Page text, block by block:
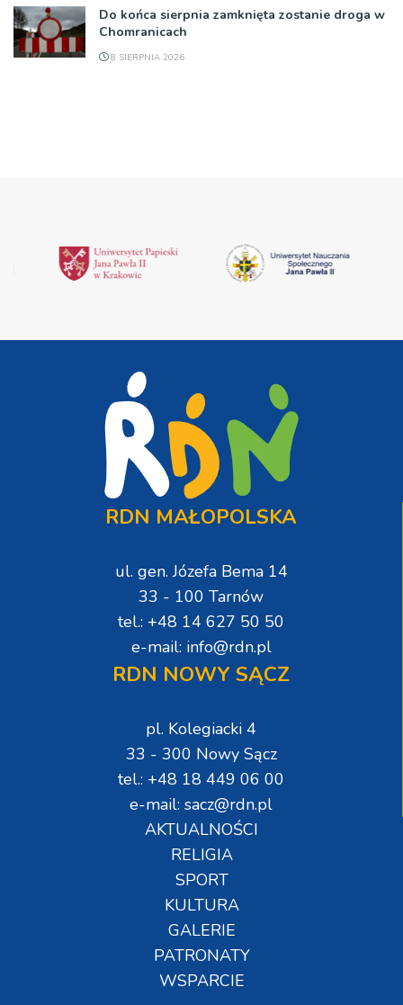
Do końca sierpnia zamknięta zostanie droga w
Chomranicach
8 SIERPNIA 2026
RDN MAŁOPOLSKA
ul. gen. Józefa Bema 14
33 - 100 Tarnów
tel.: +48 14 627 50 50
e-mail: info@rdn.pl
RDN NOWY SĄCZ
pl. Kolegiacki 4
33 - 300 Nowy Sącz
tel.: +48 18 449 06 00
e-mail: sacz@rdn.pl
AKTUALNOŚCI
RELIGIA
SPORT
KULTURA
GALERIE
PATRONATY
WSPARCIE